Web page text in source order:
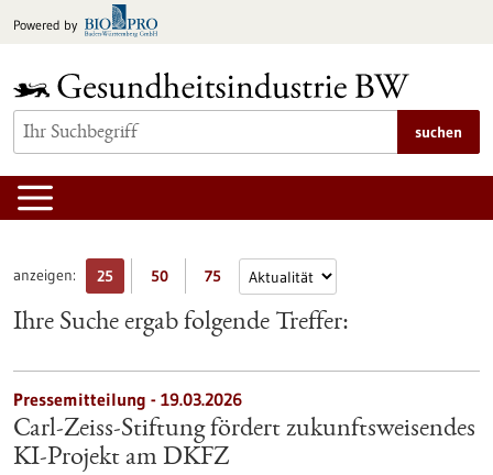
Inhalt
Powered by
suchen
anzeigen: 25 50 75
Ihre Suche ergab folgende Treffer:
Pressemitteilung - 19.03.2026
Carl-Zeiss-Stiftung fördert zukunftsweisendes
KI-Projekt am DKFZ